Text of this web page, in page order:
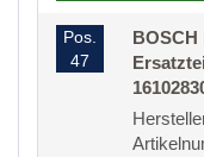
Pos.
47